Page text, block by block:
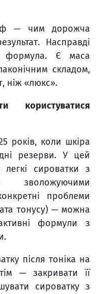
— чим дорожча
Насправді
Є маса
складом,
ніж «люкс».
років, коли шкіра
резерви. У цей
сироватки з
зволожуючими
проблеми
тонусу) — можна
формули з
після тоніка на
— закривати її
сироватку з